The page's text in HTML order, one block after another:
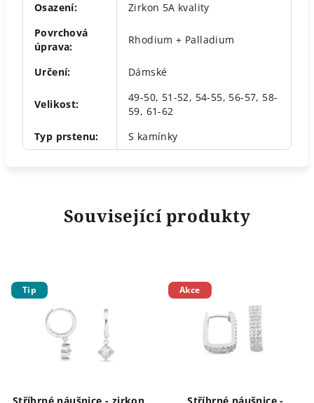
Osazení:
Zirkon 5A kvality
Povrchová
úprava:
Rhodium + Palladium
Určení: Dámské
Velikost:
49-50, 51-52, 54-55, 56-57, 58-
59, 61-62
Typ prstenu: S kamínky
Související produkty
Tip Akce